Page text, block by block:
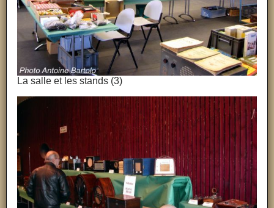
La salle et les stands (3)